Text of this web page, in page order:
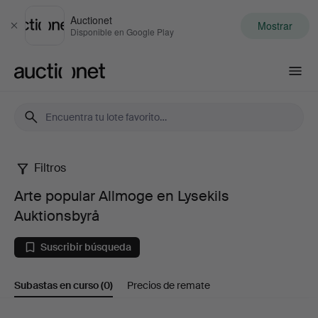
Cerrar
Auctionet
Disponible en Google Play Mostrar
Arte
popular
Allmoge
en
Filtros
Arte popular Allmoge en Lysekils
Auktionsbyrå
Suscribir búsqueda
Subastas en curso(0) Precios de remate